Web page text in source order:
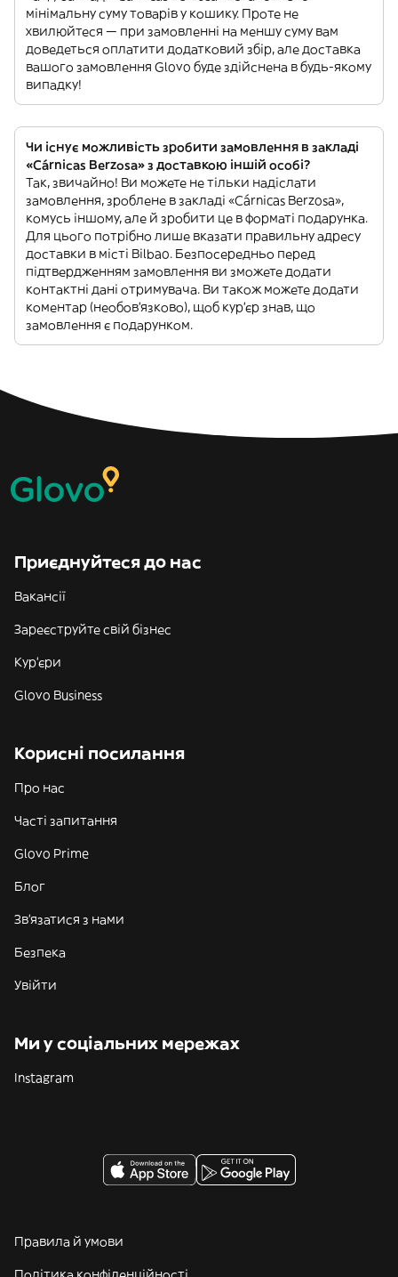
мінімальну суму товарів у кошику. Проте не
хвилюйтеся — при замовленні на меншу суму вам
доведеться оплатити додатковий збір, але доставка
вашого замовлення Glovo буде здійснена в будь-якому
випадку!
Чи існує можливість зробити замовлення в закладі
«Cárnicas Berzosa» з доставкою іншій особі?
Так, звичайно! Ви можете не тільки надіслати
замовлення, зроблене в закладі «Cárnicas Berzosa»,
комусь іншому, але й зробити це в форматі подарунка.
Для цього потрібно лише вказати правильну адресу
доставки в місті Bilbao. Безпосередньо перед
підтвердженням замовлення ви зможете додати
контактні дані отримувача. Ви також можете додати
коментар (необов'язково), щоб кур'єр знав, що
замовлення є подарунком.
Приєднуйтеся до нас
Вакансії
Зареєструйте свій бізнес
Кур'єри
Glovo Business
Корисні посилання
Про нас
Часті запитання
Glovo Prime
Блог
Зв'язатися з нами
Безпека
Увійти
Ми у соціальних мережах
Instagram
Правила й умови